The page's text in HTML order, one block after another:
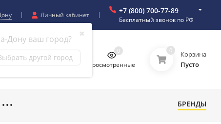
✖
Дону ваш город?
другой город
Личный кабинет +7 (800) 700-77-89
Бесплатный звонок по РФ
Просмотренные
0 0
Корзина
Пусто
БРЕНДЫ